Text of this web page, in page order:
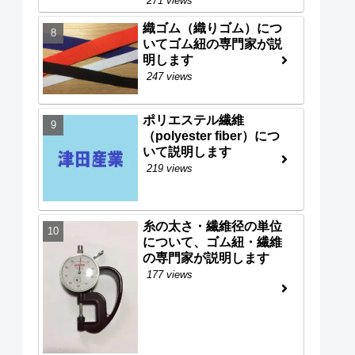
織ゴム（織りゴム）につ
いてゴム紐の専門家が説
明します
247 views
ポリエステル繊維
（polyester fiber）につ
いて説明します
219 views
糸の太さ・繊維径の単位
について、ゴム紐・繊維
の専門家が説明します
177 views